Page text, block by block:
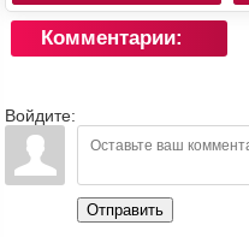
Комментарии:
Войдите:
Отправить